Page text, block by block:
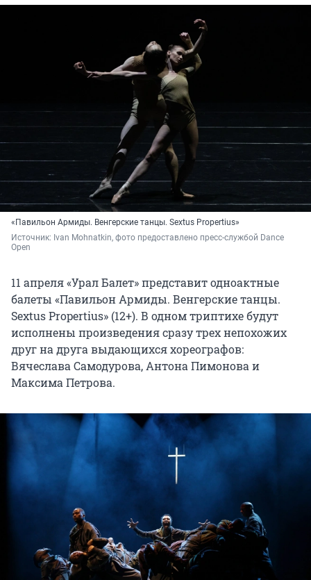
«Павильон Армиды. Венгерские танцы. Sextus Propertius»
Источник: Ivan Mohnatkin, фото предоставлено пресс-службой Dance
Open
11 апреля «Урал Балет» представит одноактные
балеты «Павильон Армиды. Венгерские танцы.
Sextus Propertius» (12+). В одном триптихе будут
исполнены произведения сразу трех непохожих
друг на друга выдающихся хореографов:
Вячеслава Самодурова, Антона Пимонова и
Максима Петрова.